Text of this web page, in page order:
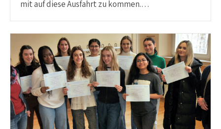
mit auf diese Ausfahrt zu kommen.…